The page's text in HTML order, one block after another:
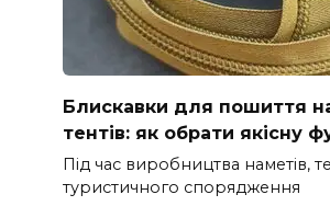
Блискавки для пошиття
тентів: як обрати якісну
Під час виробництва наметів,
туристичного спорядження